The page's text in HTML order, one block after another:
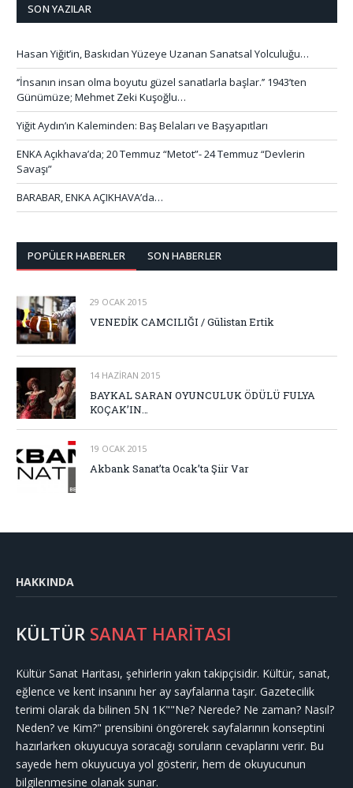
SON YAZILAR
Hasan Yiğit’in, Baskıdan Yüzeye Uzanan Sanatsal Yolculuğu…
‘’İnsanın insan olma boyutu güzel sanatlarla başlar.’’ 1943’ten
Günümüze; Mehmet Zeki Kuşoğlu…
Yiğit Aydın’ın Kaleminden: Baş Belaları ve Başyapıtları
ENKA Açıkhava’da; 20 Temmuz “Metot”- 24 Temmuz “Devlerin
Savaşı”
BARABAR, ENKA AÇIKHAVA’da…
POPÜLER HABERLER SON HABERLER
29 OCAK 2015
VENEDİK CAMCILIĞI / Gülistan Ertik
14 HAZIRAN 2015
BAYKAL SARAN OYUNCULUK ÖDÜLÜ FULYA
KOÇAK’IN…
19 OCAK 2015
Akbank Sanat’ta Ocak’ta Şiir Var
HAKKINDA
KÜLTÜR SANAT HARİTASI
Kültür Sanat Haritası, şehirlerin yakın takipçisidir. Kültür, sanat,
eğlence ve kent insanını her ay sayfalarına taşır. Gazetecilik
terimi olarak da bilinen 5N 1K""Ne? Nerede? Ne zaman? Nasıl?
Neden? ve Kim?" prensibini öngörerek sayfalarının konseptini
hazırlarken okuyucuya soracağı soruların cevaplarını verir. Bu
sayede hem okuyucuya yol gösterir, hem de okuyucunun
bilgilenmesine olanak sunar.